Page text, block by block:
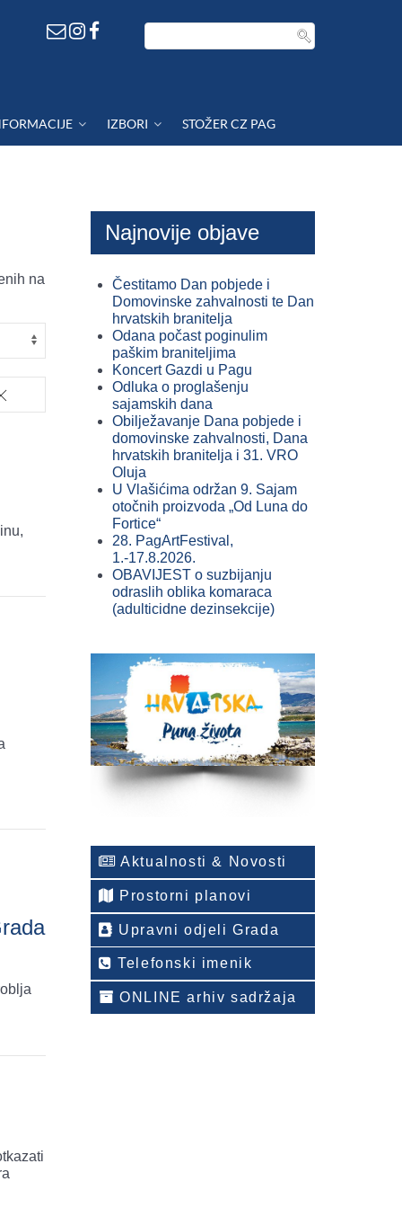
IZBORI STOŽER CZ PAG
na
Najnovije objave
Čestitamo Dan pobjede i
Domovinske zahvalnosti te Dan
hrvatskih branitelja
Odana počast poginulim
paškim braniteljima
Koncert Gazdi u Pagu
Odluka o proglašenju
sajamskih dana
Obilježavanje Dana pobjede i
domovinske zahvalnosti, Dana
hrvatskih branitelja i 31. VRO
Oluja
U Vlašićima održan 9. Sajam
otočnih proizvoda „Od Luna do
Fortice“
28. PagArtFestival,
1.-17.8.2026.
OBAVIJEST o suzbijanju
odraslih oblika komaraca
(adulticidne dezinsekcije)
Aktualnosti & Novosti
Prostorni planovi
Upravni odjeli Grada
Telefonski imenik
ONLINE arhiv sadržaja